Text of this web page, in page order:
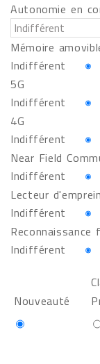
Autonomie en
Mémoire
Indifférent
5G
Indifférent
4G
Indifférent
Near Field
Indifférent
Lecteur
Indifférent
Reconnaissance
Indifférent
Nouveauté